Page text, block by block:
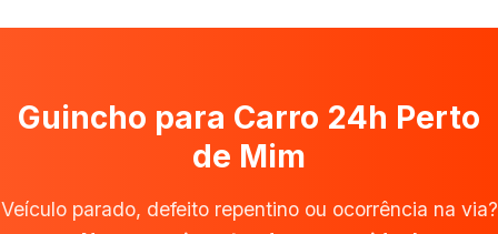
Guincho para Carro 24h Perto
de Mim
Veículo parado, defeito repentino ou ocorrência na via?